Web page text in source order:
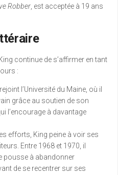
Robber, est acceptée à 19 ans
continue de s’affirmer en tant
:
l’Université du Maine, où il
grâce au soutien de son
l’encourage à davantage
efforts, King peine à voir ses
Entre 1968 et 1970, il
pousse à abandonner
de se recentrer sur ses